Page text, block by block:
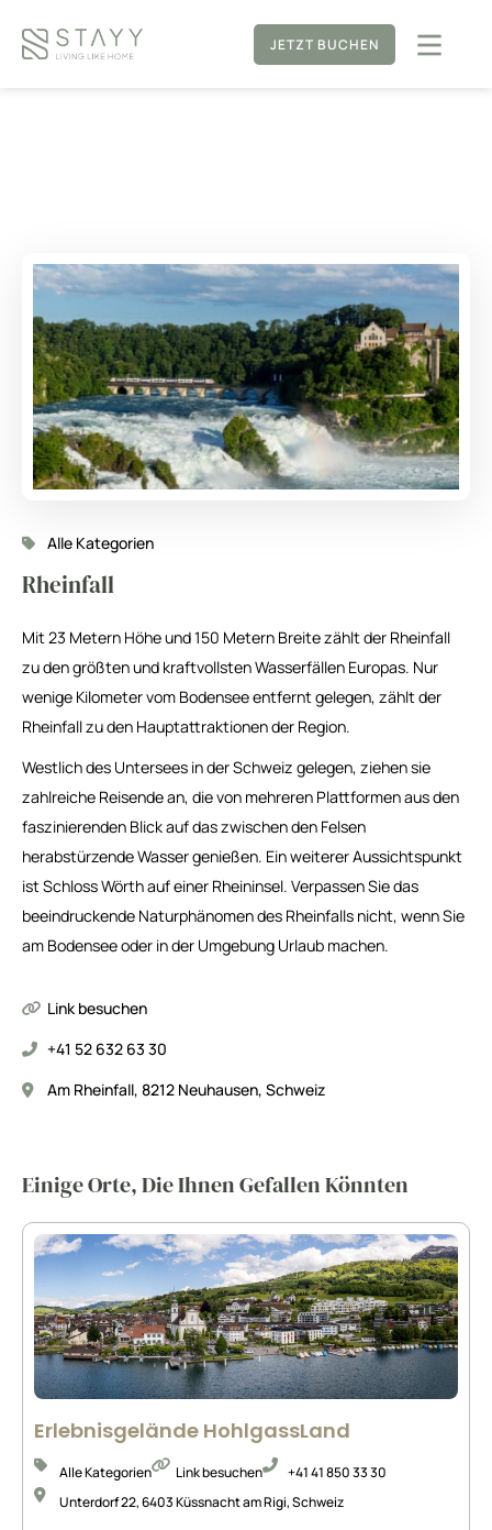
JETZT BUCHEN
Alle Kategorien
Rheinfall
Mit 23 Metern Höhe und 150 Metern Breite zählt der Rheinfall
zu den größten und kraftvollsten Wasserfällen Europas. Nur
wenige Kilometer vom Bodensee entfernt gelegen, zählt der
Rheinfall zu den Hauptattraktionen der Region.
Westlich des Untersees in der Schweiz gelegen, ziehen sie
zahlreiche Reisende an, die von mehreren Plattformen aus den
faszinierenden Blick auf das zwischen den Felsen
herabstürzende Wasser genießen. Ein weiterer Aussichtspunkt
ist Schloss Wörth auf einer Rheininsel. Verpassen Sie das
beeindruckende Naturphänomen des Rheinfalls nicht, wenn Sie
am Bodensee oder in der Umgebung Urlaub machen.
Link besuchen
+41 52 632 63 30
Am Rheinfall, 8212 Neuhausen, Schweiz
Einige Orte, Die Ihnen Gefallen Könnten
Erlebnisgelände HohlgassLand
Alle Kategorien Link besuchen
+41 41 850 33 30
Unterdorf 22, 6403 Küssnacht am Rigi, Schweiz